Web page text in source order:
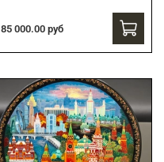
85 000.00 руб